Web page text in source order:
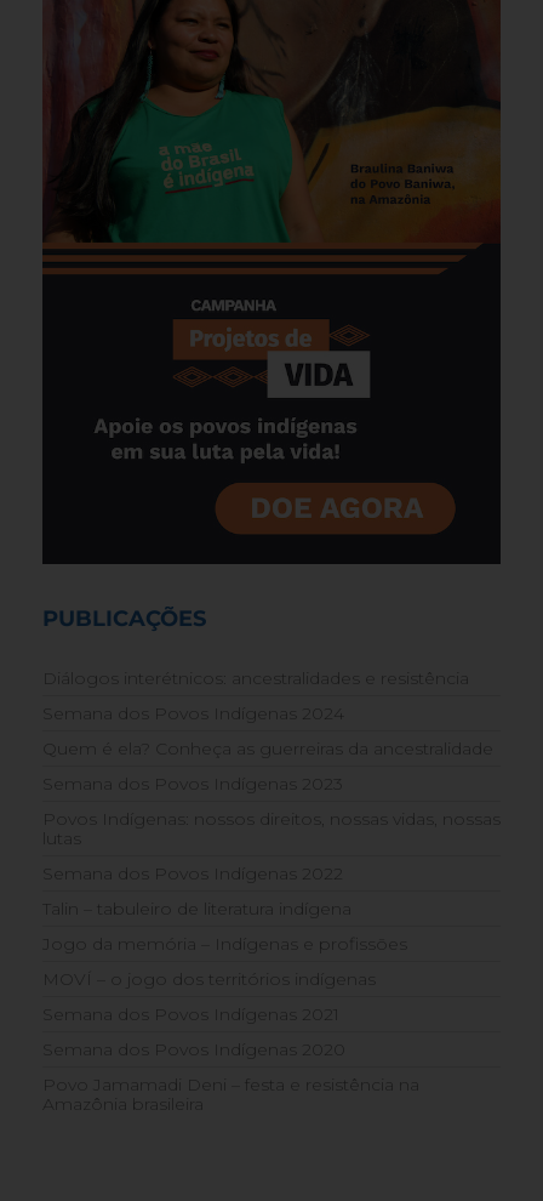
PUBLICAÇÕES
Diálogos interétnicos: ancestralidades e resistência
Semana dos Povos Indígenas 2024
Quem é ela? Conheça as guerreiras da ancestralidade
Semana dos Povos Indígenas 2023
Povos Indígenas: nossos direitos, nossas vidas, nossas
lutas
Semana dos Povos Indígenas 2022
Talin – tabuleiro de literatura indígena
Jogo da memória – Indígenas e profissões
MOVÍ – o jogo dos territórios indígenas
Semana dos Povos Indígenas 2021
Semana dos Povos Indígenas 2020
Povo Jamamadi Deni – festa e resistência na
Amazônia brasileira